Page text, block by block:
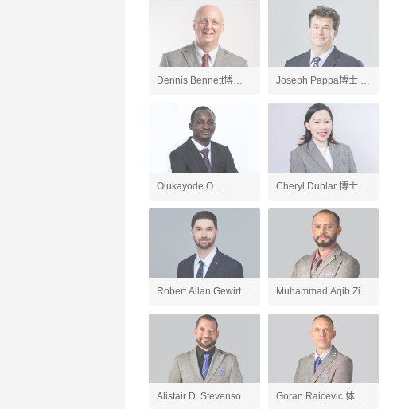
圳瑞得福学校 校长 福UK项目校长
Dennis Bennett博士
英国文学、英语老师
Joseph Pappa博士 美
国文学、AP英语语言
和写作老师
Olukayode O.
Ogundipe博士 化学、
AP化学、AP环境科学
Cheryl Dublar 博士 社
会研究老师
Robert Allan Gewirtz
英语、应用英语老师
Muhammad Aqib Zia
人工智能导论与
ChatGPT应用、游戏
开发、AP计算机科学
原理老师
Alistair D. Stevenson Goran Raicevic 体育